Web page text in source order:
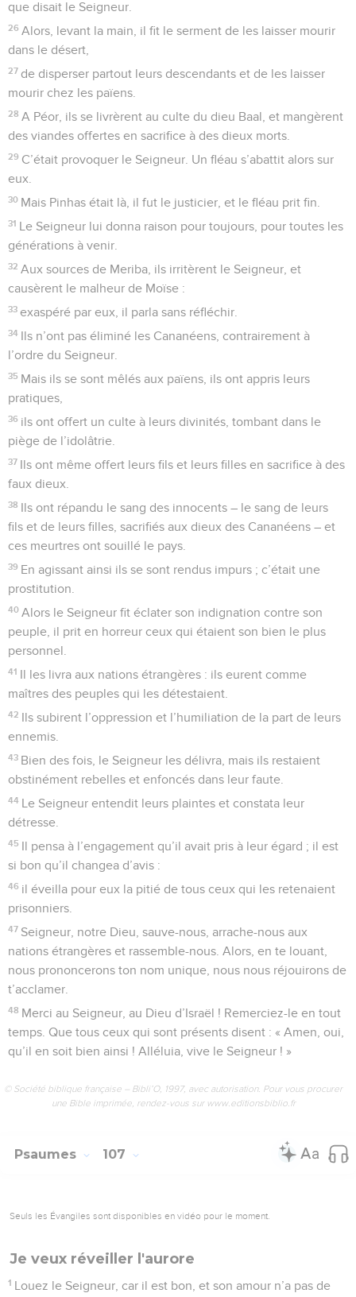
que disait le Seigneur.
26 Alors, levant la main, il fit le serment de les laisser mourir
dans le désert,
27 de disperser partout leurs descendants et de les laisser
mourir chez les païens.
28 A Péor, ils se livrèrent au culte du dieu Baal, et mangèrent
des viandes offertes en sacrifice à des dieux morts.
29 C’était provoquer le Seigneur. Un fléau s’abattit alors sur
eux.
30 Mais Pinhas était là, il fut le justicier, et le fléau prit fin.
31 Le Seigneur lui donna raison pour toujours, pour toutes les
générations à venir.
32 Aux sources de Meriba, ils irritèrent le Seigneur, et
causèrent le malheur de Moïse :
33 exaspéré par eux, il parla sans réfléchir.
34 Ils n’ont pas éliminé les Cananéens, contrairement à
l’ordre du Seigneur.
35 Mais ils se sont mêlés aux païens, ils ont appris leurs
pratiques,
36 ils ont offert un culte à leurs divinités, tombant dans le
piège de l’idolâtrie.
37 Ils ont même offert leurs fils et leurs filles en sacrifice à des
faux dieux.
38 Ils ont répandu le sang des innocents – le sang de leurs
fils et de leurs filles, sacrifiés aux dieux des Cananéens – et
ces meurtres ont souillé le pays.
39 En agissant ainsi ils se sont rendus impurs ; c’était une
prostitution.
40 Alors le Seigneur fit éclater son indignation contre son
peuple, il prit en horreur ceux qui étaient son bien le plus
personnel.
41 Il les livra aux nations étrangères : ils eurent comme
maîtres des peuples qui les détestaient.
42 Ils subirent l’oppression et l’humiliation de la part de leurs
ennemis.
43 Bien des fois, le Seigneur les délivra, mais ils restaient
obstinément rebelles et enfoncés dans leur faute.
44 Le Seigneur entendit leurs plaintes et constata leur
détresse.
45 Il pensa à l’engagement qu’il avait pris à leur égard ; il est
si bon qu’il changea d’avis :
46 il éveilla pour eux la pitié de tous ceux qui les retenaient
prisonniers.
47 Seigneur, notre Dieu, sauve-nous, arrache-nous aux
nations étrangères et rassemble-nous. Alors, en te louant,
nous prononcerons ton nom unique, nous nous réjouirons de
t’acclamer.
48 Merci au Seigneur, au Dieu d’Israël ! Remerciez-le en tout
temps. Que tous ceux qui sont présents disent : « Amen, oui,
qu’il en soit bien ainsi ! Alléluia, vive le Seigneur ! »
© Société biblique française – Bibli’O, 1997, avec autorisation. Pour vous procurer
une Bible imprimée, rendez-vous sur www.editionsbiblio.fr
Psaumes 107
Seuls les Évangiles sont disponibles en vidéo pour le moment.
Je veux réveiller l'aurore
1 Louez le Seigneur, car il est bon, et son amour n’a pas de